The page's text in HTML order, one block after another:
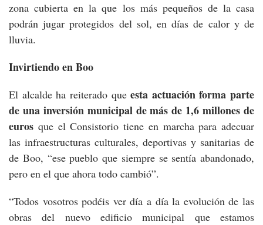
zona cubierta en la que los más pequeños de la casa
podrán jugar protegidos del sol, en días de calor y de
lluvia.
Invirtiendo en Boo
El alcalde ha reiterado queesta actuación forma parte
de una inversión municipal de más de 1,6 millones de
euros que el Consistorio tiene en marcha para adecuar
las infraestructuras culturales, deportivas y sanitarias de
de Boo, “ese pueblo que siempre se sentía abandonado,
pero en el que ahora todo cambió”.
“Todos vosotros podéis ver día a día la evolución de las
obras del nuevo edificio municipal que estamos